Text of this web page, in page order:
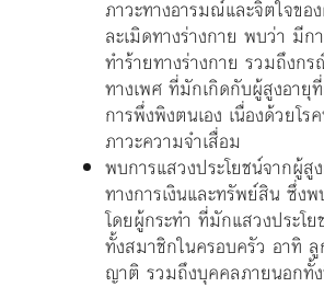
ภาวะทางอารมณ์และจิตใจขอ
ละเมิดทางร่างกาย พบว่า มีก
ทำร้ายทางร่างกาย รวมถึงก
ทางเพศ ที่มักเกิดกับผู้สูงอายุ
การพึ่งพิงตนเอง เนื่องด้วยโ
ภาวะความจำเสื่อม
พบการแสวงประโยชน์จากผู้สู
ทางการเงินและทรัพย์สิน ซึ่ง
โดยผู้กระทำ ที่มักแสวงประโ
ทั้งสมาชิกในครอบครัว อาทิ
ญาติ รวมถึงบุคคลภายนอกทั้